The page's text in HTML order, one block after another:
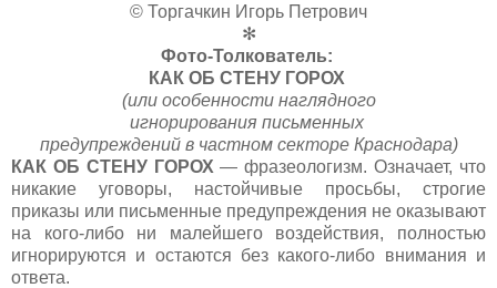
© Торгачкин Игорь Петрович
✻
Фото-Толкователь:
КАК ОБ СТЕНУ ГОРОХ
(или особенности наглядного
игнорирования письменных
предупреждений в частном секторе Краснодара)
КАК ОБ СТЕНУ ГОРОХ — фразеологизм. Означает, что
никакие уговоры, настойчивые просьбы, строгие
приказы или письменные предупреждения не оказывают
на кого-либо ни малейшего воздействия, полностью
игнорируются и остаются без какого-либо внимания и
ответа.